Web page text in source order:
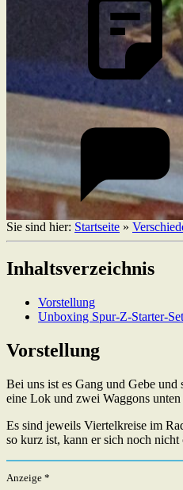
Sie sind hier: Startseite »
Inhaltsverzeichnis
Vorstellung
Unboxing Spur-Z-Starter-Set
Vorstellung
Bei uns ist es Gang und Gebe und
eine Lok und zwei Waggons
Es sind jeweils Viertelkreise im
so kurz ist, kann er sich noch
Anzeige *